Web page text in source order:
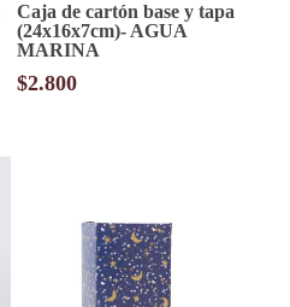
Caja de cartón base y tapa
(24x16x7cm)- AGUA
MARINA
$2.800